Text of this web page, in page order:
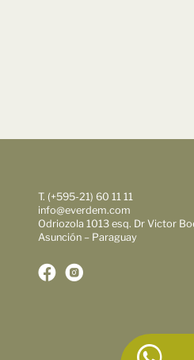
T. (+595-21) 60 11 11
info@everdem.com
Odriozola 1013 esq. Dr Victor
Asunción – Paraguay